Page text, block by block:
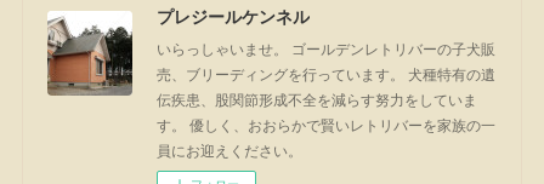
プレジールケンネル
いらっしゃいませ。 ゴールデンレトリバーの子犬販
売、ブリーディングを行っています。 犬種特有の遺
伝疾患、股関節形成不全を減らす努力をしていま
す。 優しく、おおらかで賢いレトリバーを家族の一
員にお迎えください。